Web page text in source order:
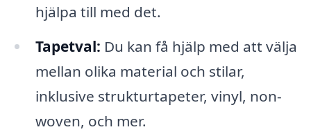
hjälpa till med det.
Tapetval: Du kan få hjälp med att välja
mellan olika material och stilar,
inklusive strukturtapeter, vinyl, non-
woven, och mer.